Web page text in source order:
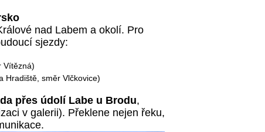
nad Labem a okolí. Pro
sjezdy:
Vítězná)
Hradiště, směr Vlčkovice)
přes údolí Labe u Brodu,
v galerii). Překlene nejen řeku,